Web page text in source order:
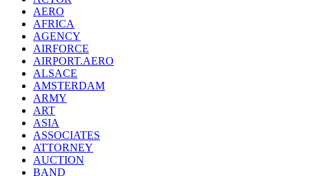
AERO
AFRICA
AGENCY
AIRFORCE
AIRPORT.AERO
ALSACE
AMSTERDAM
ARMY
ART
ASIA
ASSOCIATES
ATTORNEY
AUCTION
BAND